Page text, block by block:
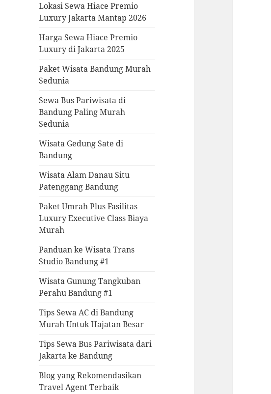
Lokasi Sewa Hiace Premio
Luxury Jakarta Mantap 2026
Harga Sewa Hiace Premio
Luxury di Jakarta 2025
Paket Wisata Bandung Murah
Sedunia
Sewa Bus Pariwisata di
Bandung Paling Murah
Sedunia
Wisata Gedung Sate di
Bandung
Wisata Alam Danau Situ
Patenggang Bandung
Paket Umrah Plus Fasilitas
Luxury Executive Class Biaya
Murah
Panduan ke Wisata Trans
Studio Bandung #1
Wisata Gunung Tangkuban
Perahu Bandung #1
Tips Sewa AC di Bandung
Murah Untuk Hajatan Besar
Tips Sewa Bus Pariwisata dari
Jakarta ke Bandung
Blog yang Rekomendasikan
Travel Agent Terbaik